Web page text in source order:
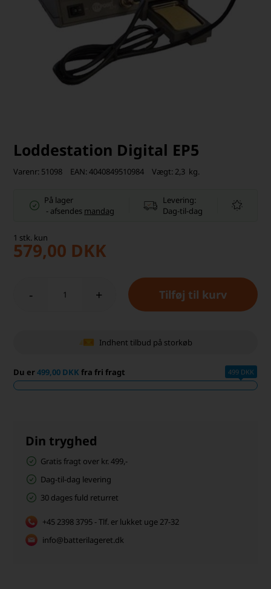
Loddestation Digital EP5
Varenr: 51098 EAN:4040849510984 Vægt: 2,3 kg.
På lager
- afsendes mandag
Levering:
Dag-til-dag
1 stk. kun
579,00 DKK
- +
Indhent tilbud på storkøb
Du er499,00 DKK fra fri fragt 499 DKK
Din tryghed
Gratis fragt over kr. 499,-
Dag-til-dag levering
30 dages fuld returret
+45 2398 3795 - Tlf. er lukket uge 27-32
info@batterilageret.dk